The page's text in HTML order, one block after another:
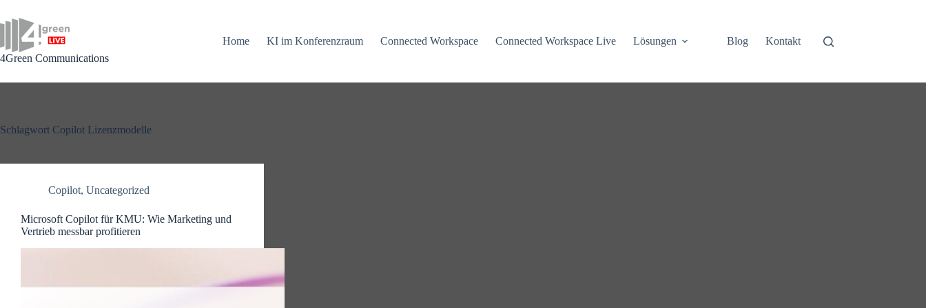
Inhalt
springen
4Green Communications
Home KI im Konferenzraum Connected Workspace Connected Workspace Live Lösungen Blog Kontakt
Schlagwort Copilot Lizenzmodelle
Copilot, Uncategorized
Microsoft Copilot für KMU: Wie Marketing und
Vertrieb messbar profitieren